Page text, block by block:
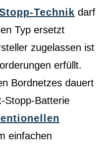
Technik darf
Typ ersetzt
zugelassen ist
erfüllt.
Bordnetzes dauert
Stopp-Batterie
einfachen